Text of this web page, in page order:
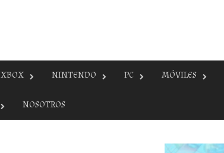
XBOX NINTENDO PC MÓVILES
NOSOTROS